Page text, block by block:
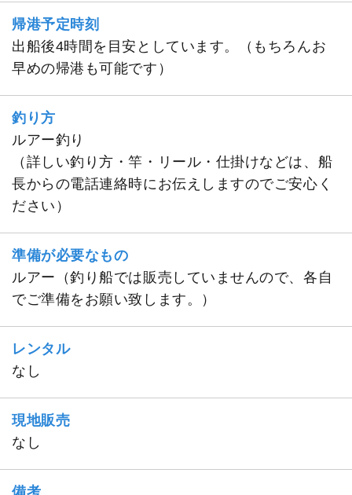
帰港予定時刻
出船後4時間を目安としています。（もちろんお
早めの帰港も可能です）
釣り方
ルアー釣り
（詳しい釣り方・竿・リール・仕掛けなどは、船
長からの電話連絡時にお伝えしますのでご安心く
ださい）
準備が必要なもの
ルアー（釣り船では販売していませんので、各自
でご準備をお願い致します。）
レンタル
なし
現地販売
なし